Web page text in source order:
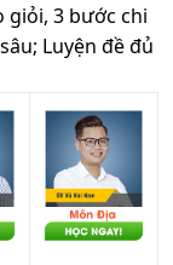
giỏi, 3 bước chi
Luyện đề đủ